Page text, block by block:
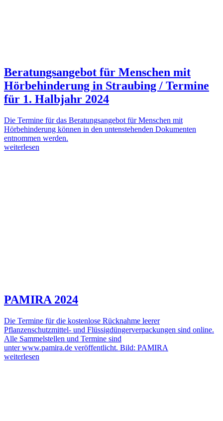
Beratungsangebot für Menschen mit
Hörbehinderung in Straubing / Termine
für 1. Halbjahr 2024
Die Termine für das Beratungsangebot für Menschen mit
Hörbehinderung können in den untenstehenden Dokumenten
entnommen werden.
weiterlesen
PAMIRA 2024
Die Termine für die kostenlose Rücknahme leerer
Pflanzenschutzmittel- und Flüssigdüngerverpackungen sind online.
Alle Sammelstellen und Termine sind
unter www.pamira.de veröffentlicht. Bild: PAMIRA
weiterlesen